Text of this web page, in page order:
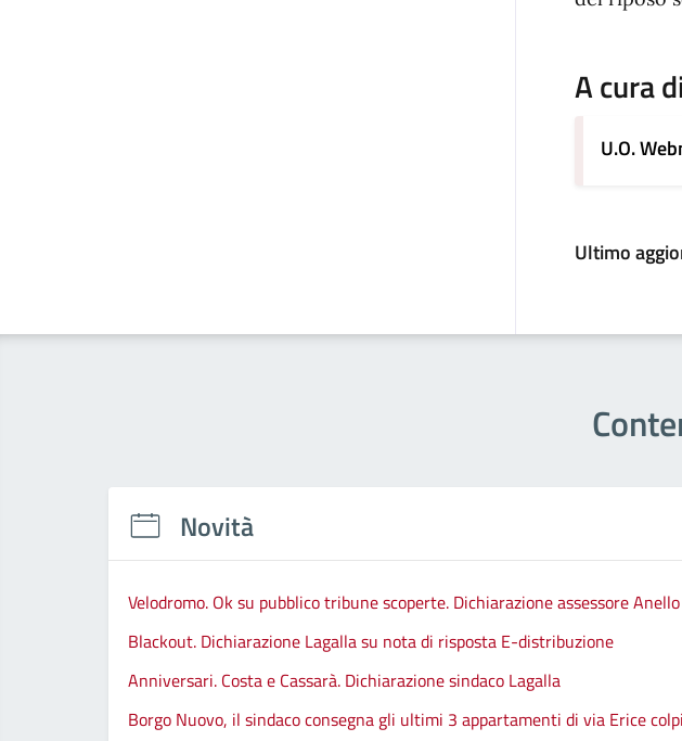
A cura di
U.O.
Ultimo
Novità
Velodromo. Ok su pubblico tribune scoperte. Dichiarazione assessore Anello
Blackout. Dichiarazione Lagalla su nota di risposta E-distribuzione
Anniversari. Costa e Cassarà. Dichiarazione sindaco Lagalla
Borgo Nuovo, il sindaco consegna gli ultimi 3 appartamenti di via Erice